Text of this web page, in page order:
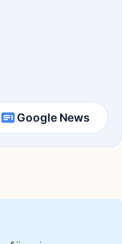
Google News